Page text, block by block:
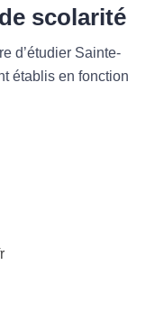
scolarité
d’étudier Sainte-
établis en fonction